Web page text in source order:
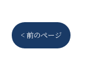
< 前のページ